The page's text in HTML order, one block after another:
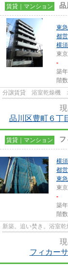
賃貸｜マンション 品
東
都
横
東
-
築
階
分譲賃貸 浴室乾燥機
品川区豊町６丁
賃貸｜マンション フ
横
都
東
東
-
築
階
新築。追い焚き。浴室乾
フィカー